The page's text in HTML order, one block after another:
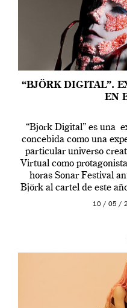
“BJÖRK DIGITAL”.
EN
“Bjork Digital” es una
concebida como una
particular universo
Virtual como
horas Sonar Festival
Björk al cartel de este
en una de las10 / 05 /